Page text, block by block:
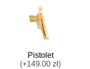
Pistolet
(+149.00 zł)